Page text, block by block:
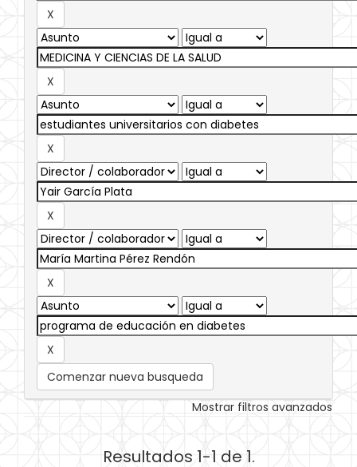
Comenzar nueva busqueda
Mostrar filtros avanzados
Resultados 1-1 de 1.